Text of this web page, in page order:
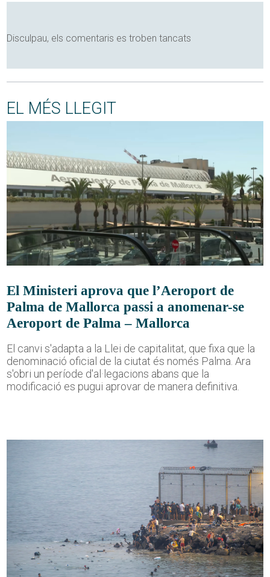
Disculpau, els comentaris es troben tancats
EL MÉS LLEGIT
El Ministeri aprova que l’Aeroport de
Palma de Mallorca passi a anomenar-se
Aeroport de Palma – Mallorca
El canvi s'adapta a la Llei de capitalitat, que fixa que la
denominació oficial de la ciutat és només Palma. Ara
s'obri un període d'al·legacions abans que la
modificació es pugui aprovar de manera definitiva.